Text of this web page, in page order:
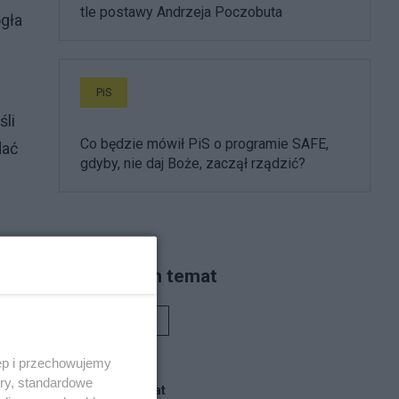
tle postawy Andrzeja Poczobuta
PiS
Co będzie mówił PiS o programie SAFE,
gdyby, nie daj Boże, zaczął rządzić?
Piszą na ten temat
Blogi na ten temat
i przechowujemy
standardowe